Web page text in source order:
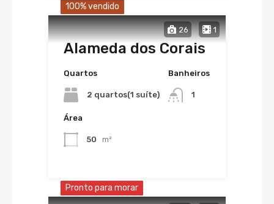
26 1
100% vendido
Alameda dos Corais
Quartos
2 quartos(1 suíte)
Banheiros
1
Área
50 m²
Pronto para morar